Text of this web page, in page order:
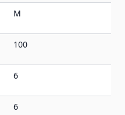
M
100
6
6